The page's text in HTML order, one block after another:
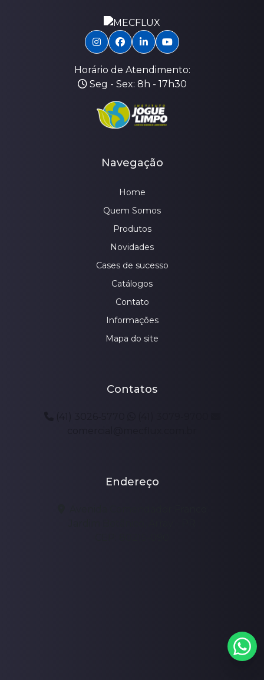
Horário de Atendimento:
Seg - Sex: 8h - 17h30
Navegação
Home
Quem Somos
Produtos
Novidades
Cases de sucesso
Catálogos
Contato
Informações
Mapa do site
Contatos
Endereço